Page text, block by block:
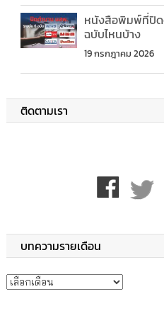
หนังสือพิมพ์ที่ปิด
ฉบับไหนบ้าง
19 กรกฎาคม 2026
ติดตามเรา
บทความรายเดือน
บทความรายเดือน